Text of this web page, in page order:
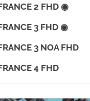
2 FHD ◉
3 FHD ◉
3 NOA FHD
4 FHD